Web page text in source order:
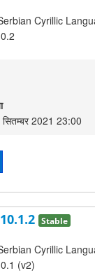
Cyrillic
सितम्बर 2021 23:00
Stable
Cyrillic
(v2)